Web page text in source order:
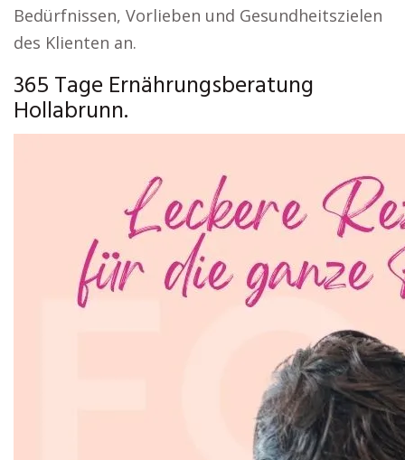
Bedürfnissen, Vorlieben und Gesundheitszielen
des Klienten an.
365 Tage Ernährungsberatung
Hollabrunn.